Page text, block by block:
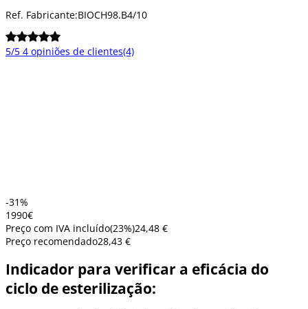
Ref. Fabricante:BIOCH98.B4/10
5/5 4 opiniões de clientes(4)
-31%
1990€
Preço com IVA incluído(23%)24,48 €
Preço recomendado28,43 €
Indicador para verificar a eficácia do
ciclo de esterilização: